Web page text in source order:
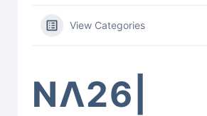
View Categories
ΝΛ26|